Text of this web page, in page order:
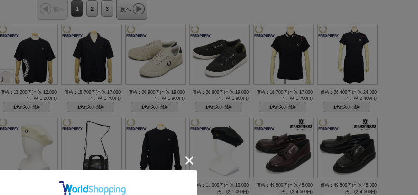
前へ 1 2 3 次へ
価格：13,200円(本体 12,000
円、税 1,200円)
価格：18,700円(本体 17,000
円、税 1,700円)
価格：20,900円(本体 19,000
円、税 1,900円)
価格：20,900円(本体 19,000
円、税 1,900円)
価格：18,700円(本体 17,000
円、税 1,700円)
価格：26,400円(本体 24,000
円、税 2,400円)
価格：14,300円(本体 13,000
円、税 1,300円)
価格：11,000円(本体 10,000
円、税 1,000円)
価格：49,500円(本体 45,000
円、税 4,500円)
価格：49,500円(本体 45,000
円、税 4,500円)